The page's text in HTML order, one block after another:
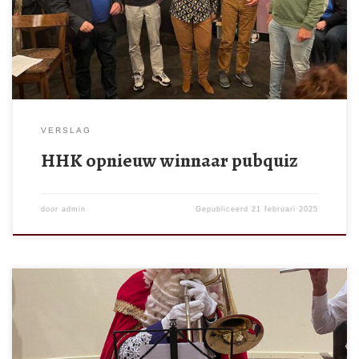
heden van Hillegom (zoals de naam van de nieuwe
burgemeester), maar dienden ook een gedegen muziekkennis te
bezitten. Wederom kwam […]
VERSLAG
HHK opnieuw winnaar pubquiz
door admin Gepubliceerd21 februari 2025
Sinterklaas had uiteraard tijd voor de braafste inwoners van
Hillegom en vereerde ze op 27 november met een bezoekje